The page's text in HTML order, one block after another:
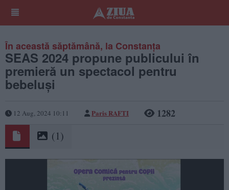
În această săptămână, la Constanța
SEAS 2024 propune publicului în
premieră un spectacol pentru
bebeluși
12 Aug, 2024 10:11 Paris RAFTI 1282
(1)